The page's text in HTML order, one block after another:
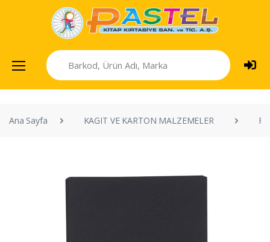
Ana Sayfa KAGIT VE KARTON MALZEMELER